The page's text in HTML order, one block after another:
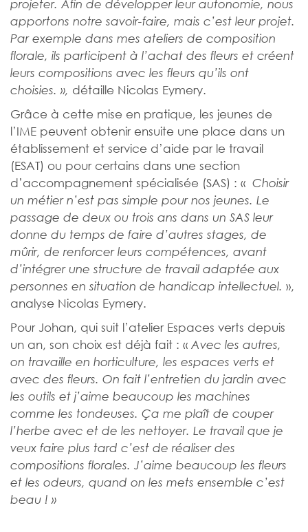
projeter. Afin de développer leur autonomie, nous
apportons notre savoir-faire, mais c’est leur projet.
Par exemple dans mes ateliers de composition
florale, ils participent à l’achat des fleurs et créent
leurs compositions avec les fleurs qu’ils ont
choisies. », détaille Nicolas Eymery.
Grâce à cette mise en pratique, les jeunes de
l’IME peuvent obtenir ensuite une place dans un
établissement et service d’aide par le travail
(ESAT) ou pour certains dans une section
d’accompagnement spécialisée (SAS) : « Choisir
un métier n’est pas simple pour nos jeunes. Le
passage de deux ou trois ans dans un SAS leur
donne du temps de faire d’autres stages, de
mûrir, de renforcer leurs compétences, avant
d’intégrer une structure de travail adaptée aux
personnes en situation de handicap intellectuel. »,
analyse Nicolas Eymery.
Pour Johan, qui suit l’atelier Espaces verts depuis
un an, son choix est déjà fait : « Avec les autres,
on travaille en horticulture, les espaces verts et
avec des fleurs. On fait l’entretien du jardin avec
les outils et j’aime beaucoup les machines
comme les tondeuses. Ça me plaît de couper
l’herbe avec et de les nettoyer. Le travail que je
veux faire plus tard c’est de réaliser des
compositions florales. J’aime beaucoup les fleurs
et les odeurs, quand on les mets ensemble c’est
beau ! »